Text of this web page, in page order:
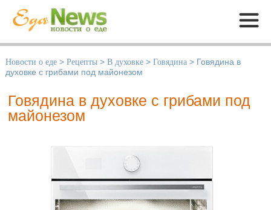
Меню
Новости о еде > Рецепты > В духовке > Говядина > Говядина в
духовке с грибами под майонезом
Говядина в духовке с грибами под
майонезом